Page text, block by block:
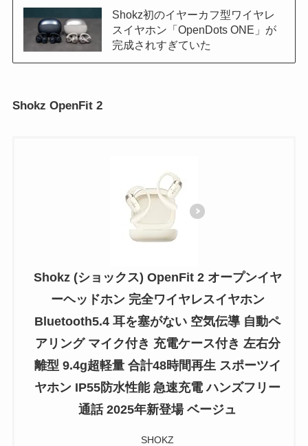
Shokz初のイヤーカフ型ワイヤレ
スイヤホン「OpenDots ONE」が
完成されすぎていた
Shokz OpenFit 2
Shokz (ショックス) OpenFit 2 オープンイヤ
ーヘッドホン 完全ワイヤレスイヤホン
Bluetooth5.4 耳を塞がない 空気伝導 自動ペ
アリング マイク付き 充電ケース付き 左右分
離型 9.4g超軽量 合計48時間再生 スポーツイ
ヤホン IP55防水性能 急速充電 ハンズフリー
通話 2025年新登場 ベージュ
SHOKZ